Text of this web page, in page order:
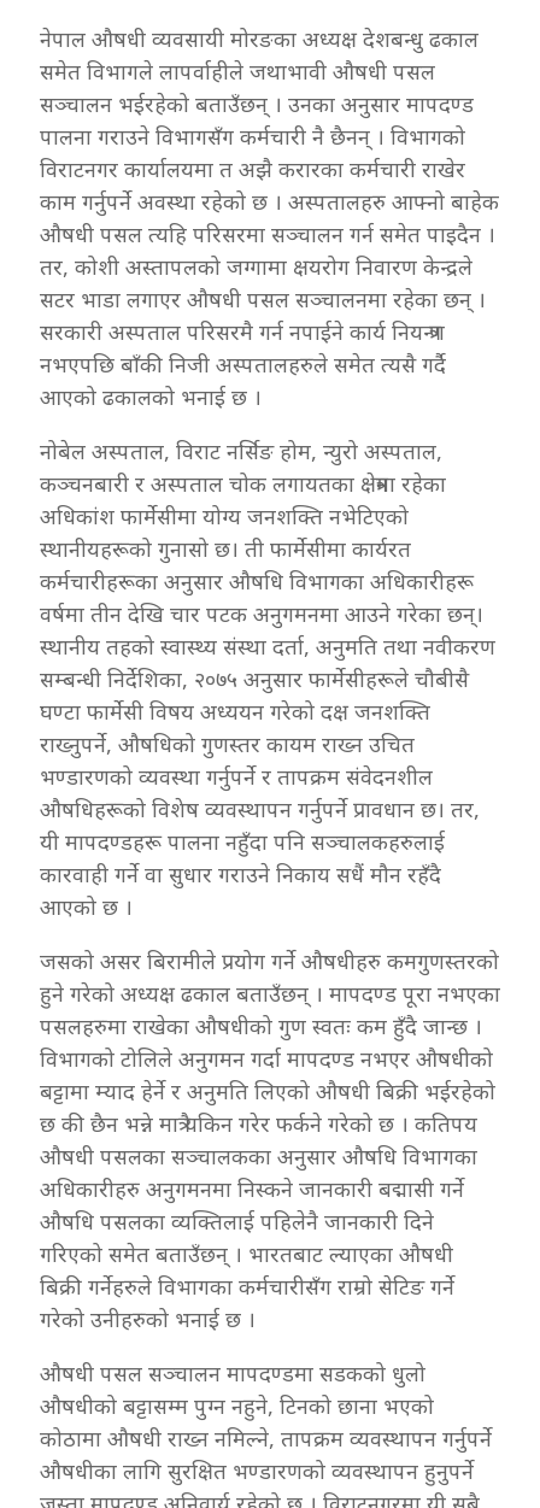
नेपाल औषधी व्यवसायी मोरङका अध्यक्ष देशबन्धु ढकाल
समेत विभागले लापर्वाहीले जथाभावी औषधी पसल
सञ्चालन भईरहेको बताउँछन् । उनका अनुसार मापदण्ड
पालना गराउने विभागसँग कर्मचारी नै छैनन् । विभागको
विराटनगर कार्यालयमा त अझै करारका कर्मचारी राखेर
काम गर्नुपर्ने अवस्था रहेको छ । अस्पतालहरु आफ्नो बाहेक
औषधी पसल त्यहि परिसरमा सञ्चालन गर्न समेत पाइदैन ।
तर, कोशी अस्तापलको जग्गामा क्षयरोग निवारण केन्द्रले
सटर भाडा लगाएर औषधी पसल सञ्चालनमा रहेका छन् ।
सरकारी अस्पताल परिसरमै गर्न नपाईने कार्य नियन्त्रण
नभएपछि बाँकी निजी अस्पतालहरुले समेत त्यसै गर्दै
आएको ढकालको भनाई छ ।
नोबेल अस्पताल, विराट नर्सिङ होम, न्युरो अस्पताल,
कञ्चनबारी र अस्पताल चोक लगायतका क्षेत्रमा रहेका
अधिकांश फार्मेसीमा योग्य जनशक्ति नभेटिएको
स्थानीयहरूको गुनासो छ। ती फार्मेसीमा कार्यरत
कर्मचारीहरूका अनुसार औषधि विभागका अधिकारीहरू
वर्षमा तीन देखि चार पटक अनुगमनमा आउने गरेका छन्।
स्थानीय तहको स्वास्थ्य संस्था दर्ता, अनुमति तथा नवीकरण
सम्बन्धी निर्देशिका, २०७५ अनुसार फार्मेसीहरूले चौबीसै
घण्टा फार्मेसी विषय अध्ययन गरेको दक्ष जनशक्ति
राख्नुपर्ने, औषधिको गुणस्तर कायम राख्न उचित
भण्डारणको व्यवस्था गर्नुपर्ने र तापक्रम संवेदनशील
औषधिहरूको विशेष व्यवस्थापन गर्नुपर्ने प्रावधान छ। तर,
यी मापदण्डहरू पालना नहुँदा पनि सञ्चालकहरुलाई
कारवाही गर्ने वा सुधार गराउने निकाय सधैं मौन रहँदै
आएको छ ।
जसको असर बिरामीले प्रयोग गर्ने औषधीहरु कमगुणस्तरको
हुने गरेको अध्यक्ष ढकाल बताउँछन् । मापदण्ड पूरा नभएका
पसलहरुमा राखेका औषधीको गुण स्वतः कम हुँदै जान्छ ।
विभागको टोलिले अनुगमन गर्दा मापदण्ड नभएर औषधीको
बट्टामा म्याद हेर्ने र अनुमति लिएको औषधी बिक्री भईरहेको
छ की छैन भन्ने मात्रै यकिन गरेर फर्कने गरेको छ । कतिपय
औषधी पसलका सञ्चालकका अनुसार औषधि विभागका
अधिकारीहरु अनुगमनमा निस्कने जानकारी बद्मासी गर्ने
औषधि पसलका व्यक्तिलाई पहिलेनै जानकारी दिने
गरिएको समेत बताउँछन् । भारतबाट ल्याएका औषधी
बिक्री गर्नेहरुले विभागका कर्मचारीसँग राम्रो सेटिङ गर्ने
गरेको उनीहरुको भनाई छ ।
औषधी पसल सञ्चालन मापदण्डमा सडकको धुलो
औषधीको बट्टासम्म पुग्न नहुने, टिनको छाना भएको
कोठामा औषधी राख्न नमिल्ने, तापक्रम व्यवस्थापन गर्नुपर्ने
औषधीका लागि सुरक्षित भण्डारणको व्यवस्थापन हुनुपर्ने